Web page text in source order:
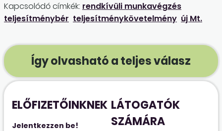
Kapcsolódó címkék: rendkívüli munkavégzés
teljesítménybér teljesítménykövetelmény új Mt.
Így olvasható a teljes válasz
ELŐFIZETŐINKNEK
Jelentkezzen be!
LÁTOGATÓK
SZÁMÁRA